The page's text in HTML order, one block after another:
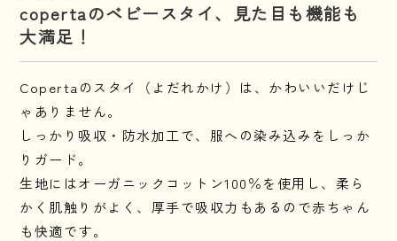
お問い合わせ
copertaのベビースタイ、見た目も機能も
大満足！
Copertaのスタイ（よだれかけ）は、かわいいだけじ
ゃありません。
しっかり吸収・防水加工で、服への染み込みをしっか
りガード。
生地にはオーガニックコットン100％を使用し、柔ら
かく肌触りがよく、厚手で吸収力もあるので赤ちゃん
も快適です。